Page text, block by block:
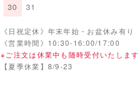
30
31
《日祝定休》年末年始・お盆休み有り
《営業時間》10:30-16:00/17:00
※ご注文は休業中も随時受付いたします
【夏季休業】8/9-23